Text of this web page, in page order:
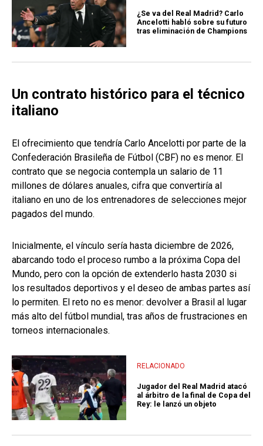
¿Se va del Real Madrid? Carlo
Ancelotti habló sobre su futuro
tras eliminación de Champions
Un contrato histórico para el técnico
italiano
El ofrecimiento que tendría Carlo Ancelotti por parte de la
Confederación Brasileña de Fútbol (CBF) no es menor. El
contrato que se negocia contempla un salario de 11
millones de dólares anuales, cifra que convertiría al
italiano en uno de los entrenadores de selecciones mejor
pagados del mundo.
Inicialmente, el vínculo sería hasta diciembre de 2026,
abarcando todo el proceso rumbo a la próxima Copa del
Mundo, pero con la opción de extenderlo hasta 2030 si
los resultados deportivos y el deseo de ambas partes así
lo permiten. El reto no es menor: devolver a Brasil al lugar
más alto del fútbol mundial, tras años de frustraciones en
torneos internacionales.
RELACIONADO
Jugador del Real Madrid atacó
al árbitro de la final de Copa del
Rey: le lanzó un objeto